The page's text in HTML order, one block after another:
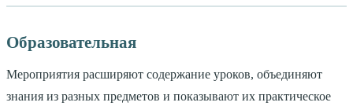
Образовательная
Мероприятия расширяют содержание уроков, объединяют
знания из разных предметов и показывают их практическое